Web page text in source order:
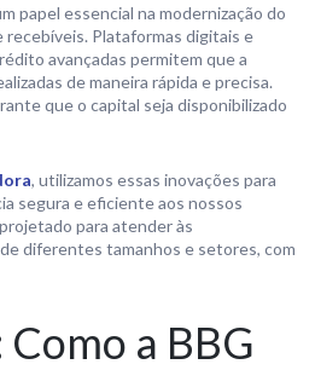
papel essencial na modernização do
Plataformas digitais e
avançadas permitem que a
de maneira rápida e precisa.
que o capital seja disponibilizado
, utilizamos essas inovações para
segura e eficiente aos nossos
para atender às
diferentes tamanhos e setores, com
a BBG